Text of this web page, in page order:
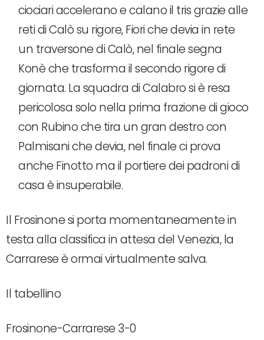
ciociari accelerano e calano il tris grazie alle
reti di Calò su rigore, Fiori che devia in rete
un traversone di Calò, nel finale segna
Konè che trasforma il secondo rigore di
giornata. La squadra di Calabro si è resa
pericolosa solo nella prima frazione di gioco
con Rubino che tira un gran destro con
Palmisani che devia, nel finale ci prova
anche Finotto ma il portiere dei padroni di
casa è insuperabile.
Il Frosinone si porta momentaneamente in
testa alla classifica in attesa del Venezia, la
Carrarese è ormai virtualmente salva.
Il tabellino
Frosinone-Carrarese 3-0